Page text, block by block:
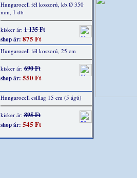
Hungarocell fél koszorú, kb.Ø 350
mm, 1 db
kisker ár:1 135 Ft
shop ár: 875 Ft
Hungarocell fél koszorú, 25 cm
kisker ár:690 Ft
shop ár: 550 Ft
Hungarocell csillag 15 cm (5 ágú)
kisker ár:895 Ft
shop ár: 545 Ft